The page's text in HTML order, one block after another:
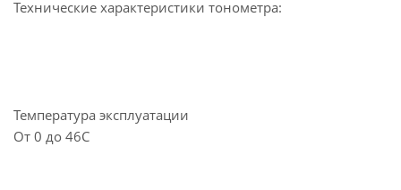
Технические характеристики тонометра:
Температура эксплуатации
От 0 до 46С